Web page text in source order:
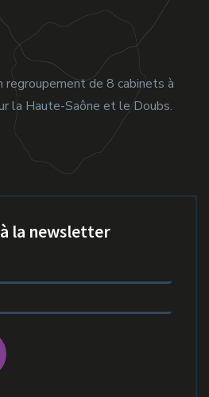
regroupement de 8 cabinets à
la Haute-Saône et le Doubs.
la newsletter